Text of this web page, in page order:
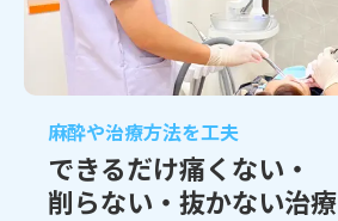
麻酔や治療方法を工夫
できるだけ痛くない・
削らない・抜かない治療